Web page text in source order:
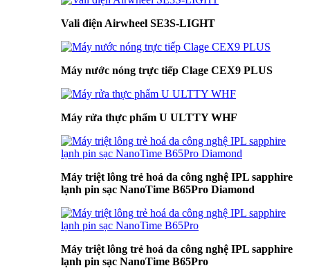
Vali điện Airwheel SE3S-LIGHT
Máy nước nóng trực tiếp Clage CEX9 PLUS
Máy rửa thực phẩm U ULTTY WHF
Máy triệt lông trẻ hoá da công nghệ IPL sapphire
lạnh pin sạc NanoTime B65Pro Diamond
Máy triệt lông trẻ hoá da công nghệ IPL sapphire
lạnh pin sạc NanoTime B65Pro